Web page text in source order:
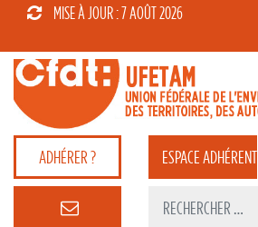
MISE À JOUR : 7 AOÛT 2026
ADHÉRER ? ESPACEADHÉRENT